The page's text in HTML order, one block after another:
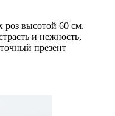
высотой 60 см.
и нежность,
презент